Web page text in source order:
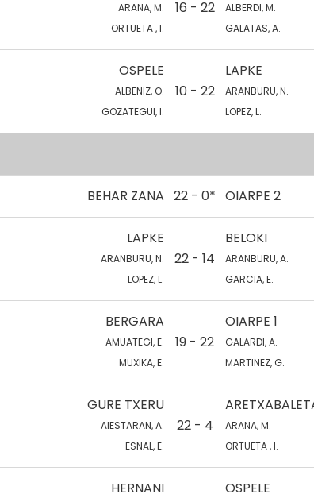
ARANA, M.
ORTUETA , I.
16 - 22
ALBERDI, M.
GALATAS, A.
OSPELE
ALBENIZ, O.
GOZATEGUI, I.
10 - 22
LAPKE
ARANBURU, N.
LOPEZ, L.
BEHAR ZANA 22 - 0* OIARPE 2
LAPKE
ARANBURU, N.
LOPEZ, L.
22 - 14
BELOKI
ARANBURU, A.
GARCIA, E.
BERGARA
AMUATEGI, E.
MUXIKA, E.
19 - 22
OIARPE 1
GALARDI, A.
MARTINEZ, G.
GURE TXERU
AIESTARAN, A.
ESNAL, E.
22 - 4
ARANA, M.
ORTUETA , I.
HERNANI OSPELE